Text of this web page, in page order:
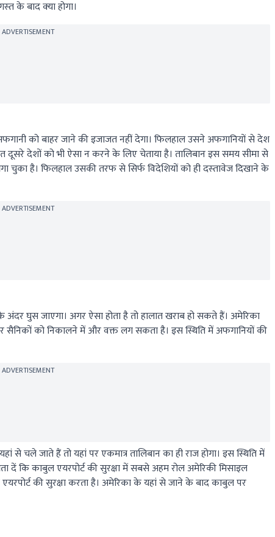
के बाद क्‍या होगा।
ADVERTISEMENT
को बाहर जाने की इजाजत नहीं देगा। फिलहाल उसने अफगानियों से देश
देशों को भी ऐसा न करने के लिए चेताया है। तालिबान इस समय सीमा से
चुका है। फिलहाल उसकी तरफ से सिर्फ विदेशियों को ही दस्‍तावेज दिखाने के
ADVERTISEMENT
घुस जाएगा। अगर ऐसा होता है तो हालात खराब हो सकते हैं। अमेरिका
को निकालने में और वक्त लग सकता है। इस स्थिति में अफगानियों की
ADVERTISEMENT
चले जाते हैं तो यहां पर एकमात्र तालिबान का ही राज होगा। इस स्थिति में
दें कि काबुल एयरपोर्ट की सुरक्षा में सबसे अहम रोल अमेरिकी मिसाइल
की सुरक्षा करता है। अमेरिका के यहां से जाने के बाद काबुल पर